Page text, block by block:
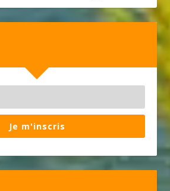
Je m'inscris